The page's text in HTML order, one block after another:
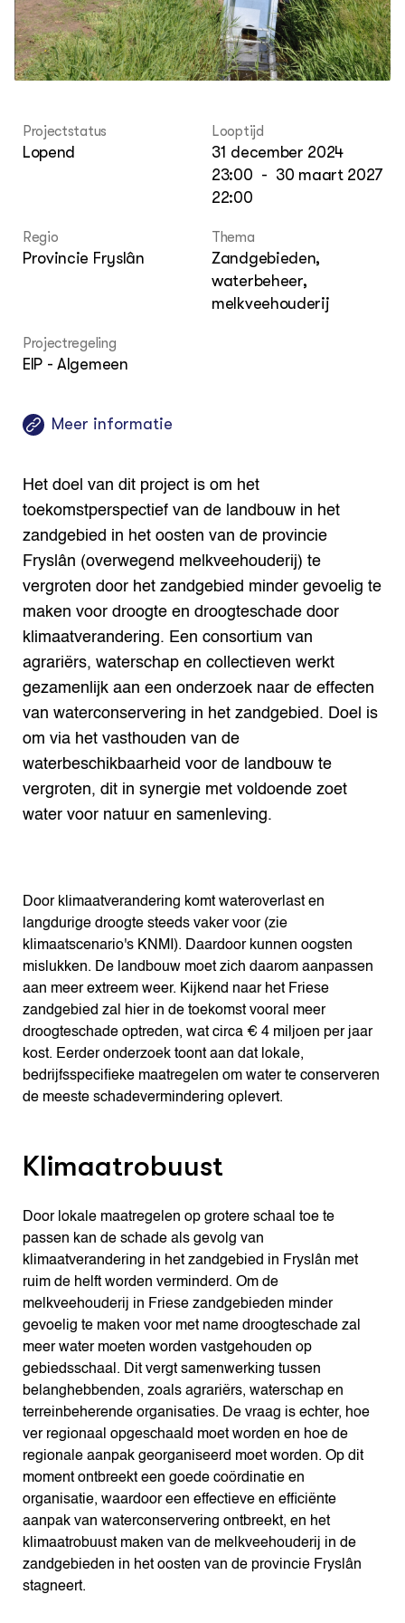
Columns & Blogs
ZIE OOK
In de regio
Practoraten
Vakbladen
Wiki Groen Kennisnet
ENGLISH
Projectstatus
Lopend
Looptijd
31 december 2024
23:00 - 30 maart 2027
22:00
Regio
Provincie Fryslân
Thema
Zandgebieden,
waterbeheer,
melkveehouderij
Projectregeling
EIP - Algemeen
Meer informatie
Het doel van dit project is om het
toekomstperspectief van de landbouw in het
zandgebied in het oosten van de provincie
Fryslân (overwegend melkveehouderij) te
vergroten door het zandgebied minder gevoelig te
maken voor droogte en droogteschade door
klimaatverandering. Een consortium van
agrariërs, waterschap en collectieven werkt
gezamenlijk aan een onderzoek naar de effecten
van waterconservering in het zandgebied. Doel is
om via het vasthouden van de
waterbeschikbaarheid voor de landbouw te
vergroten, dit in synergie met voldoende zoet
water voor natuur en samenleving.
Door klimaatverandering komt wateroverlast en
langdurige droogte steeds vaker voor (zie
klimaatscenario's KNMI). Daardoor kunnen oogsten
mislukken. De landbouw moet zich daarom aanpassen
aan meer extreem weer. Kijkend naar het Friese
zandgebied zal hier in de toekomst vooral meer
droogteschade optreden, wat circa € 4 miljoen per jaar
kost. Eerder onderzoek toont aan dat lokale,
bedrijfsspecifieke maatregelen om water te conserveren
de meeste schadevermindering oplevert.
Klimaatrobuust
Door lokale maatregelen op grotere schaal toe te
passen kan de schade als gevolg van
klimaatverandering in het zandgebied in Fryslân met
ruim de helft worden verminderd. Om de
melkveehouderij in Friese zandgebieden minder
gevoelig te maken voor met name droogteschade zal
meer water moeten worden vastgehouden op
gebiedsschaal. Dit vergt samenwerking tussen
belanghebbenden, zoals agrariërs, waterschap en
terreinbeherende organisaties. De vraag is echter, hoe
ver regionaal opgeschaald moet worden en hoe de
regionale aanpak georganiseerd moet worden. Op dit
moment ontbreekt een goede coördinatie en
organisatie, waardoor een effectieve en efficiënte
aanpak van waterconservering ontbreekt, en het
klimaatrobuust maken van de melkveehouderij in de
zandgebieden in het oosten van de provincie Fryslân
stagneert.